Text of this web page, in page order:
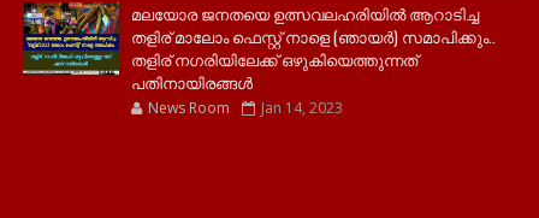
മലയോര ജനതയെ ഉത്സവലഹരിയിൽ ആറാടിച്ച
തളിര് മാലോം ഫെസ്റ്റ് നാളെ (ഞായർ) സമാപിക്കും..
തളിര് നഗരിയിലേക്ക് ഒഴുകിയെത്തുന്നത്
പതിനായിരങ്ങൾ
News Room Jan 14, 2023